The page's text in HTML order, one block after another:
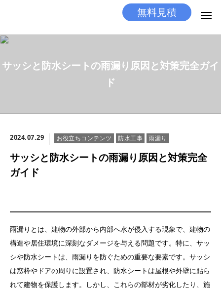
無料見積
サッシと防水シートの雨漏り原因と対策完全ガイ
ド
2024.07.29 お役立ちコンテンツ 防水工事 雨漏り
サッシと防水シートの雨漏り原因と対策完全
ガイド
雨漏りとは、建物の外部から内部へ水が侵入する現象で、建物の
構造や居住環境に深刻なダメージを与える問題です。特に、サッ
シや防水シートは、雨漏りを防ぐための重要な要素です。サッシ
は窓枠やドアの周りに設置され、防水シートは屋根や外壁に貼ら
れて建物を保護します。しかし、これらの部材が劣化したり、施
LINEする 電話する
施工メニュー
工事の流れ
店舗
お問い合わせ